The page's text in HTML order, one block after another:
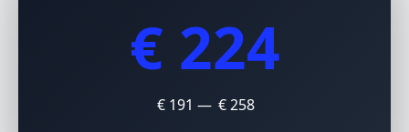
€ 224
€ 191 — € 258